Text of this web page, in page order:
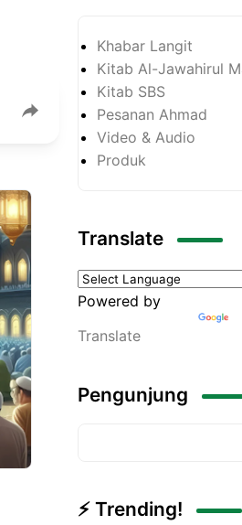
Khabar Langit
Kitab Al-Jawahirul
Kitab SBS
Pesanan Ahmad
Video & Audio
Produk
Translate
Powered by
Translate
Pengunjung
⚡ Trending!